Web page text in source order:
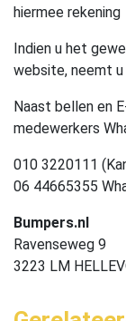
hiermee rekening
Indien u het
website, neemt
Naast bellen en
medewerkers
010 3220111
06 44665355
Bumpers.nl
Ravenseweg 9
3223 LM